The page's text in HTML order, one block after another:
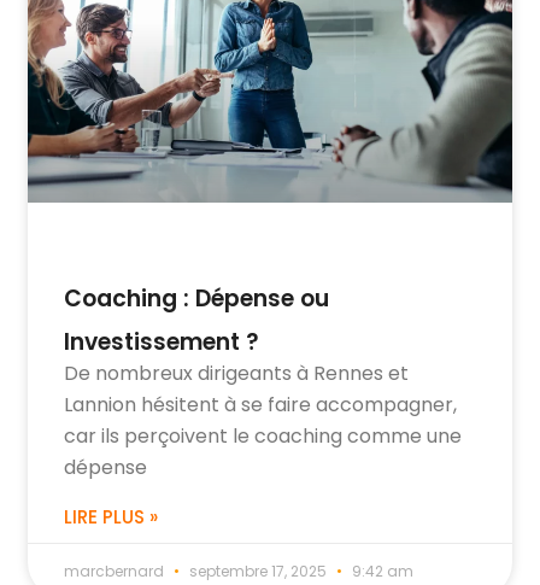
Coaching : Dépense ou
Investissement ?
De nombreux dirigeants à Rennes et
Lannion hésitent à se faire accompagner,
car ils perçoivent le coaching comme une
dépense
LIRE PLUS »
marcbernard septembre 17, 2025 9:42 am